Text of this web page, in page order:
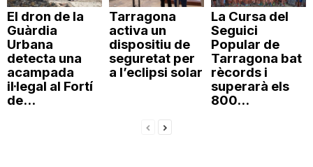
El dron de la
Guàrdia
Urbana
detecta una
acampada
il·legal al Fortí
de...
Tarragona
activa un
dispositiu de
seguretat per
a l’eclipsi solar
La Cursa del
Seguici
Popular de
Tarragona bat
rècords i
superarà els
800...